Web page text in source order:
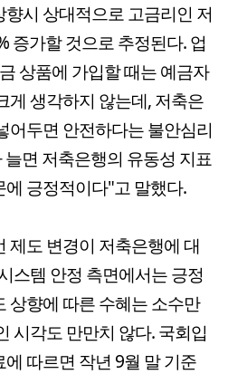
시 상대적으로 고금리인 저
증가할 것으로 추정된다. 업
상품에 가입할 때는 예금자
게 생각하지 않는데, 저축은
어두면 안전하다는 불안심리
면 저축은행의 유동성 지표
긍정적이다"고 말했다.
제도 변경이 저축은행에 대
스템 안정 측면에서는 긍정
상향에 따른 수혜는 소수만
시각도 만만치 않다. 국회입
따르면 작년 9월 말 기준